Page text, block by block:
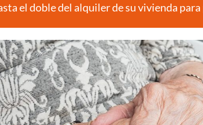
el doble del alquiler de su vivienda